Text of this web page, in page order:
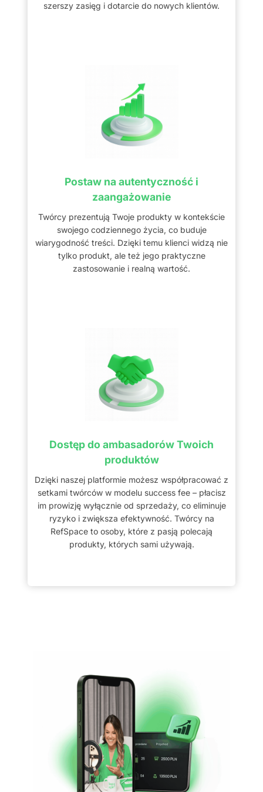
szerszy zasięg i dotarcie do nowych klientów.
Postaw na autentyczność i
zaangażowanie
Twórcy prezentują Twoje produkty w kontekście
swojego codziennego życia, co buduje
wiarygodność treści. Dzięki temu klienci widzą nie
tylko produkt, ale też jego praktyczne
zastosowanie i realną wartość.
Dostęp do ambasadorów Twoich
produktów
Dzięki naszej platformie możesz współpracować z
setkami twórców w modelu success fee – płacisz
im prowizję wyłącznie od sprzedaży, co eliminuje
ryzyko i zwiększa efektywność. Twórcy na
RefSpace to osoby, które z pasją polecają
produkty, których sami używają.